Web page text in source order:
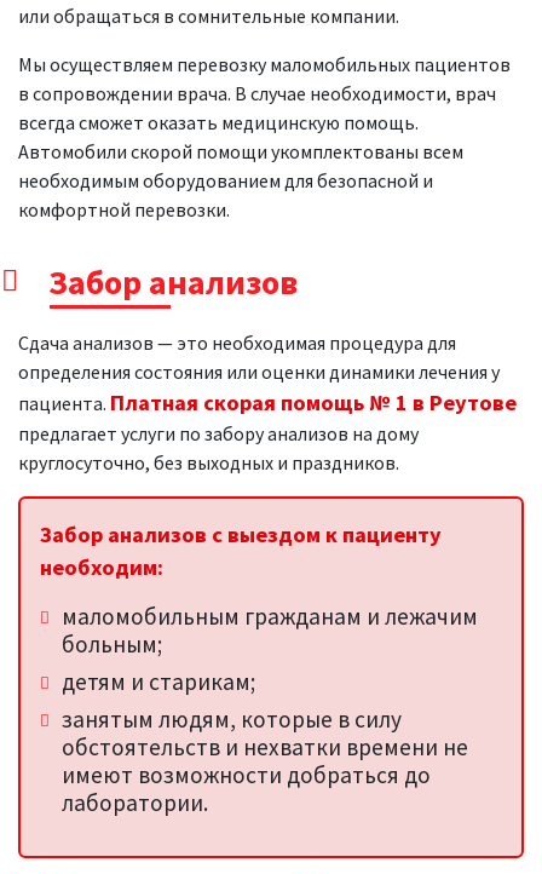
или обращаться в сомнительные компании.
Мы осуществляем перевозку маломобильных пациентов
в сопровождении врача. В случае необходимости, врач
всегда сможет оказать медицинскую помощь.
Автомобили скорой помощи укомплектованы всем
необходимым оборудованием для безопасной и
комфортной перевозки.
Забор анализов
Сдача анализов — это необходимая процедура для
определения состояния или оценки динамики лечения у
пациента. Платная скорая помощь № 1 в Реутове
предлагает услуги по забору анализов на дому
круглосуточно, без выходных и праздников.
Забор анализов с выездом к пациенту
необходим:
маломобильным гражданам и лежачим
больным;
детям и старикам;
занятым людям, которые в силу
обстоятельств и нехватки времени не
имеют возможности добраться до
лаборатории.